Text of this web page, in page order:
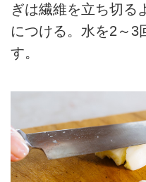
ぎは繊維を立ち切る
につける。水を2～3
す。